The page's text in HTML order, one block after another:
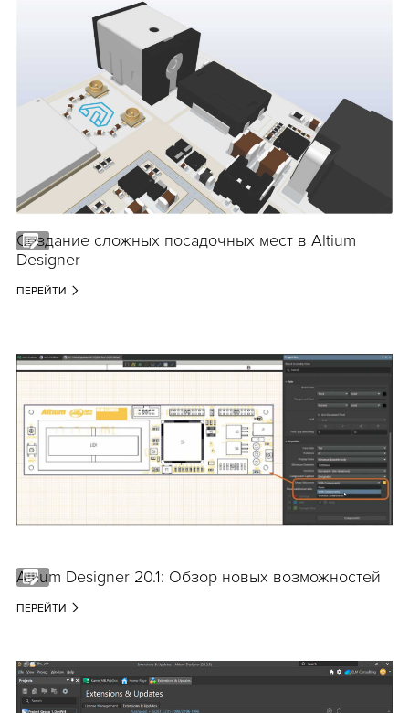
Создание сложных посадочных мест в Altium
Designer
ПЕРЕЙТИ
Altium Designer 20.1: Обзор новых возможностей
ПЕРЕЙТИ